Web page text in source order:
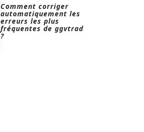
Comment corriger
automatiquement les
erreurs les plus
fréquentes de ggvtrad
?